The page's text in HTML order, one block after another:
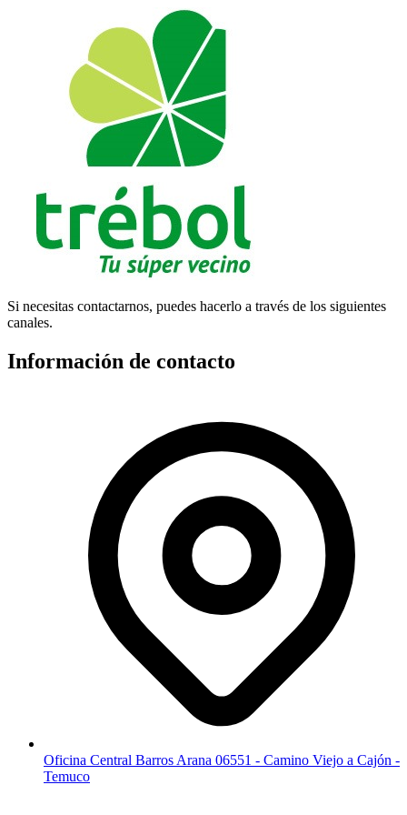
Si necesitas contactarnos, puedes hacerlo a través de los siguientes
canales.
Información de contacto
Oficina Central Barros Arana 06551 - Camino Viejo a Cajón -
Temuco